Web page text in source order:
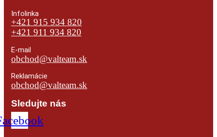
Infolinka
+421 915 934 820
+421 911 934 820
E-mail
obchod@valteam.sk
Reklamácie
obchod@valteam.sk
Sledujte nás